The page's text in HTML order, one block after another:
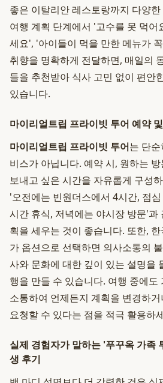
좋은 이탈리안 레스토랑까지 다양
여행 계획 단계에서 '고수를 못 먹어
세요', '아이들이 먹을 만한 메뉴가
취향을 명확하게 전달하면, 매일의
들을 추천받아 식사 고민 없이 편안
있습니다.
마이리얼트립 프라이빗 투어 예약
마이리얼트립 프라이빗 투어는 단
비스가 아닙니다. 예약 시, 원하는
보내고 싶은 시간을 자유롭게 구성
'오전에는 빈원더스에서 4시간, 점
시간 휴식, 저녁에는 야시장 방문'과
획을 세우는 것이 좋습니다. 또한,
가 옵션으로 선택하면 의사소통의
사와 문화에 대한 깊이 있는 설명을
행을 만들 수 있습니다. 여행 중에
소통하여 언제든지 계획을 변경하
요청할 수 있다는 점을 적극 활용하
실제 경험자가 말하는 '푸꾸옥 가족
생 후기